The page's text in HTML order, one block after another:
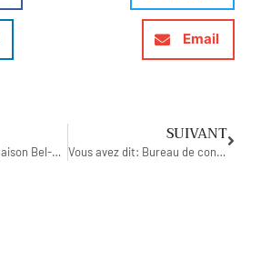
Email
Extension d’une maison Bel-étage
SUIVANT
Vous avez dit: Bureau de contrôle?